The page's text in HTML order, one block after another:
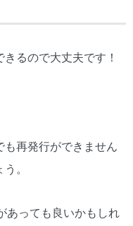
るので大丈夫です！
再発行ができません
。
あっても良いかもしれ